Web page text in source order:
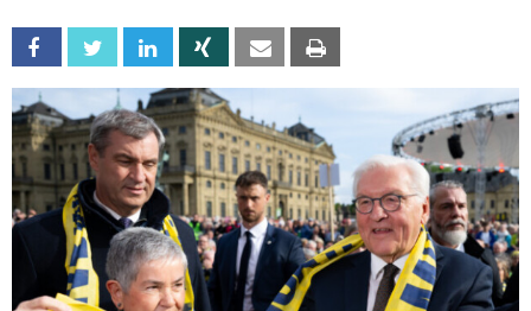
Facebook Twitter Linkedin Xing Email